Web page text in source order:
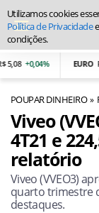
+0,04% EURO R$
POUPAR DINHEIRO
Viveo
4T21 e
relatório
Viveo (VVEO3)
quarto trimestre
destaques.
Utilizamos cookies
Política de Privacidade
condições.